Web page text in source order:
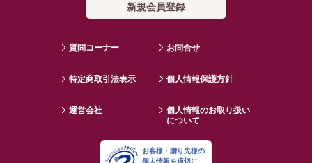
新規会員登録
質問コーナー お問合せ
特定商取引法表示 個人情報保護方針
運営会社
個人情報のお取り扱い
について
お客様・贈り先様の
個人情報を適切に